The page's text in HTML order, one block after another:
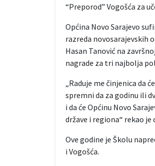
“Preporod” Vogošća za
Općina Novo Sarajevo
razreda novosarajevskih
Hasan Tanović na
nagrade za tri najbolja
„Raduje me činjenica da
spremni da za godinu ili
i da će Općinu Novo
države i regiona“ rekao
Ove godine je Školu
i Vogošća.